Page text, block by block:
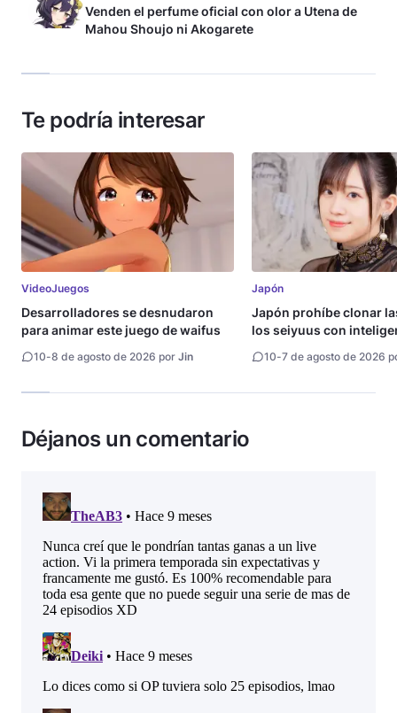
Venden el perfume oficial con olor a Utena de
Mahou Shoujo ni Akogarete
Te podría interesar
VideoJuegos
Desarrolladores se desnudaron
para animar este juego de waifus
10-8 de agosto de 2026 por Jin
Japón
Japón prohíbe clonar
los seiyuus con
10-7 de agosto de 2026
Déjanos un comentario